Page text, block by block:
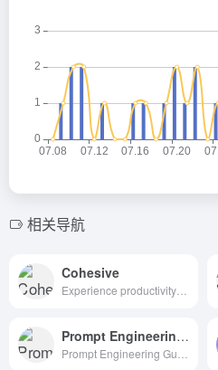
相关导航
Cohesive
Prompt Engineering Guide